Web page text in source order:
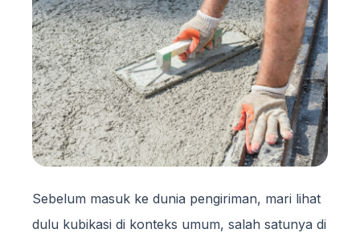
Sebelum masuk ke dunia pengiriman, mari lihat
dulu kubikasi di konteks umum, salah satunya di